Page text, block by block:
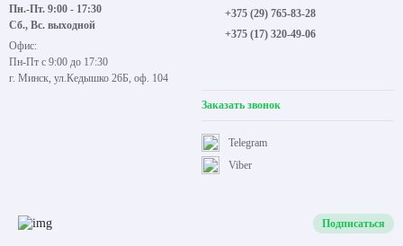
Пн.-Пт. 9:00 - 17:30
Сб., Вс. выходной
Офис:
Пн-Пт с 9:00 до 17:30
г. Минск, ул.Кедышко 26Б, оф. 104
+375 (29) 765-83-28
+375 (17) 320-49-06
Заказать звонок
Viber
Telegram
Подписаться